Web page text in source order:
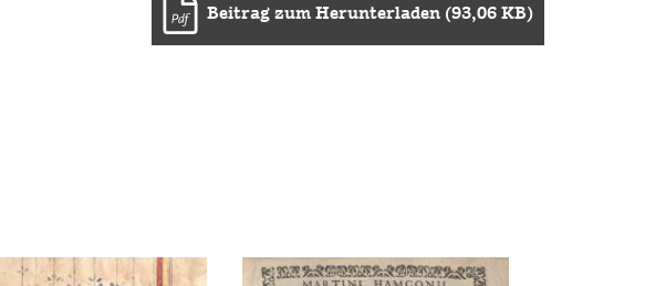
Beitrag zum Herunterladen (93,06 KB)